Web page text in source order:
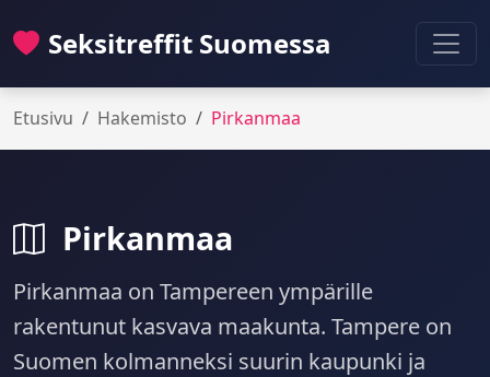
Seksitreffit Suomessa
Etusivu Hakemisto Pirkanmaa
Pirkanmaa
Pirkanmaa on Tampereen ympärille
rakentunut kasvava maakunta. Tampere on
Suomen kolmanneksi suurin kaupunki ja